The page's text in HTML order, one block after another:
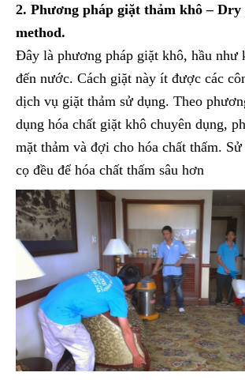
2. Phương pháp giặt thảm khô – Dry
method.
Đây là phương pháp giặt khô, hầu như
đến nước. Cách giặt này ít được các
dịch vụ giặt thảm sử dụng. Theo
dụng hóa chất giặt khô chuyên dụng,
mặt thảm và đợi cho hóa chất thấm. Sử
cọ đều để hóa chất thấm sâu hơn